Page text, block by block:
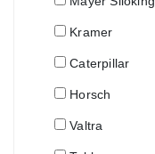
Kramer
Caterpillar
Horsch
Valtra